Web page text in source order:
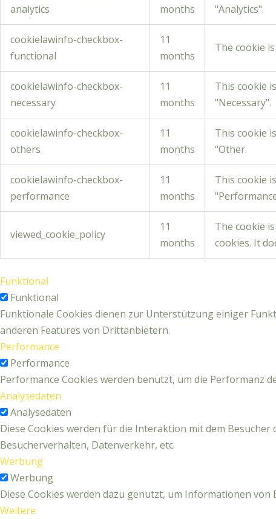
analytics
months
"Analytics".
cookielawinfo-checkbox-
functional
11
months
The cookie
cookielawinfo-checkbox-
necessary
11
months
This cookie
"Necessary".
cookielawinfo-checkbox-
others
11
months
This cookie
"Other.
cookielawinfo-checkbox-
performance
11
months
This cookie
viewed_cookie_policy
11
months
The cookie
cookies. It
Funktional
Funktional
Funktionale Cookies dienen zur Unterstützung einiger
anderen Features von Drittanbietern.
Performance
Performance
Performance Cookies werden benutzt, um die Performanz
Analysedaten
Analysedaten
Diese Cookies werden für die Interaktion mit dem
Besucherverhalten, Datenverkehr, etc.
Werbung
Werbung
Diese Cookies werden dazu genutzt, um Informationen
Weitere